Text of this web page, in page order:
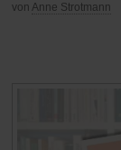
von Anne Strotmann